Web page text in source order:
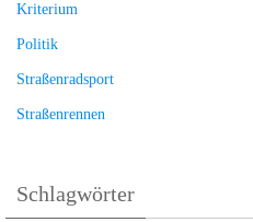
Kriterium
Politik
Straßenradsport
Straßenrennen
Schlagwörter